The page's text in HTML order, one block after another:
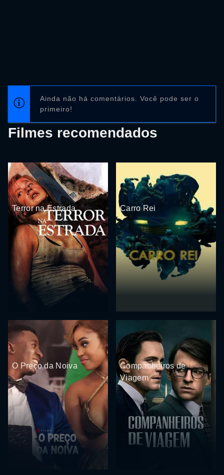
Ainda não há comentários. Você pode ser o
primeiro!
Filmes recomendados
Terror na Estrada Carro Rei
O Preço da Noiva
Companheiros de
Viagem